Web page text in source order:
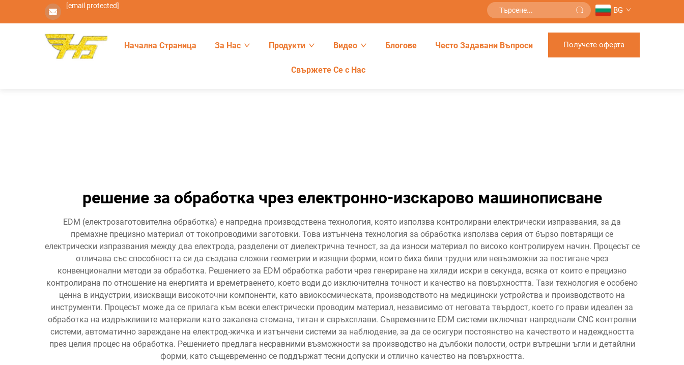
[email protected] BG
Начална Страница За Нас Продукти Видео Блогове Често Задавани Въпроси
Свържете Се с Нас
Получете оферта
решение за обработка чрез електронно-изскарово машинописване
EDM (електрозаготовителна обработка) е напредна производствена технология, която използва контролирани електрически изпразвания, за да
премахне прецизно материал от токопроводими заготовки. Това изтънчена технология за обработка използва серия от бързо повтарящи се
електрически изпразвания между два електрода, разделени от диелектрична течност, за да износи материал по високо контролируем начин. Процесът се
отличава със способността си да създава сложни геометрии и изящни форми, които биха били трудни или невъзможни за постигане чрез
конвенционални методи за обработка. Решението за EDM обработка работи чрез генериране на хиляди искри в секунда, всяка от които е прецизно
контролирана по отношение на енергията и времетраенето, което води до изключителна точност и качество на повърхността. Тази технология е особено
ценна в индустрии, изискващи високоточни компоненти, като авиокосмическата, производството на медицински устройства и производството на
инструменти. Процесът може да се прилага към всеки електрически проводим материал, независимо от неговата твърдост, което го прави идеален за
обработка на издръжливите материали като закалена стомана, титан и свръхсплави. Съвременните EDM системи включват напреднали CNC контролни
системи, автоматично зареждане на електрод-жичка и изтънчени системи за наблюдение, за да се осигури постоянство на качеството и надеждността
през целия процес на обработка. Решението предлага несравними възможности за производство на дълбоки полости, остри вътрешни ъгли и детайлни
форми, като същевременно се поддържат тесни допуски и отлично качество на повърхността.